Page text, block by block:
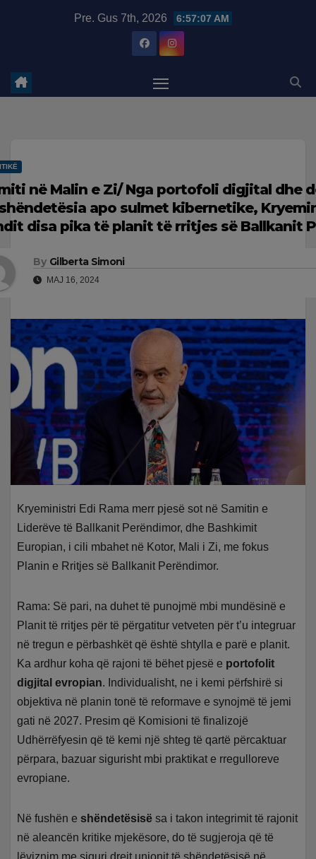
Pre. Gus 7th, 2026 6:57:08 AM
në Malin e Zi/ Nga portofoli digjital dhe
apo sulmet kibernetike,
disa pika të planit të rritjes së Ballkanit
By Gilberta Simoni
MAJ 16, 2024
Kryeministri Edi Rama merr pjesë sot në Samitin e
Liderëve të Ballkanit Perëndimor, dhe Bashkimit
Europian, i cili mbahet në Kotor, Mali i Zi, me fokus
Planin e Rritjes së Ballkanit Perëndimor.
Rama: Së pari, na duhet të punojmë mbi mundësinë e
Planit të rritjes për të përgatitur vetveten për t’u integruar
në tregun e përbashkët që është shtylla e parë e planit.
Ka ardhur koha që rajoni të bëhet pjesë e portofolit
digjital evropian. Individualisht, ne i kemi përfshirë si
objektiva në planin tonë të reformave e synojmë të jemi
gati në 2027. Presim që Komisioni të finalizojë
Udhërrëfyesin që të kemi një shteg të qartë përcaktuar
përpara, bazuar sigurisht mbi praktikat e rregulloreve
evropiane.
Në fushën eshëndetësisë sa i takon integrimit të rajonit
në aleancën kritike mjekësore, do të sugjeroja që të